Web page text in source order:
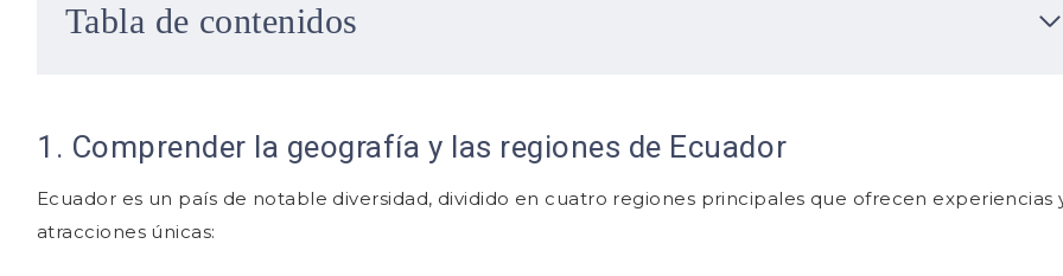
Tabla de contenidos
1. Comprender la geografía y las regiones de Ecuador
Ecuador es un país de notable diversidad, dividido en cuatro regiones principales que ofrecen experiencias
atracciones únicas: